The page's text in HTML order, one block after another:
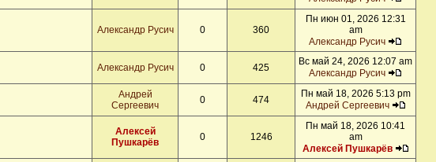
Александр Русич 0 360
Пн июн 01, 2026 12:31
am
Александр Русич
Александр Русич 0 425
Вс май 24, 2026 12:07 am
Александр Русич
Андрей
Сергеевич
0 474
Пн май 18, 2026 5:13 pm
Андрей Сергеевич
Алексей
Пушкарёв
0 1246
Пн май 18, 2026 10:41
am
Алексей Пушкарёв